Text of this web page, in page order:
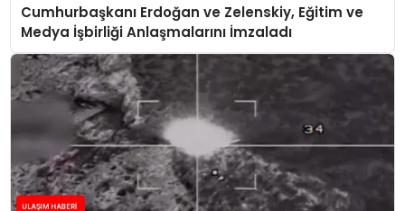
Cumhurbaşkanı Erdoğan ve Zelenskiy, Eğitim ve
Medya İşbirliği Anlaşmalarını İmzaladı